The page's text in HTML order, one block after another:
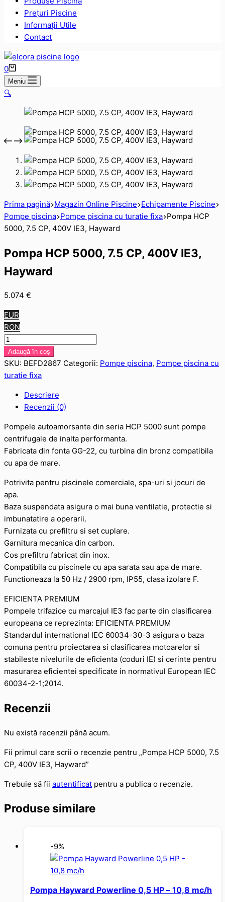
Prețuri Piscine
Informații Utile
Contact
Coș
de
cumpărături
0
Meniu
🔍
Prima pagină Magazin Online Piscine Echipamente Piscine
Pompe piscina Pompe piscina cu turatie fixa Pompa HCP
5000, 7.5 CP, 400V IE3, Hayward
Pompa HCP 5000, 7.5 CP, 400V IE3,
Hayward
5.074 €
EUR
RON
Cantitate
Pompa
HCP
5000,
400V
IE3,
Hayward
Adaugă în coș
SKU: BEFD2867 Categorii: Pompe piscina, Pompe piscina cu
turatie fixa
Descriere
Recenzii (0)
Pompele autoamorsante din seria HCP 5000 sunt pompe
centrifugale de inalta performanta.
Fabricata din fonta GG-22, cu turbina din bronz compatibila
cu apa de mare.
Potrivita pentru piscinele comerciale, spa-uri si jocuri de
apa.
Baza suspendata asigura o mai buna ventilatie, protectie si
imbunatatire a operarii.
Furnizata cu prefiltru si set cuplare.
Garnitura mecanica din carbon.
Cos prefiltru fabricat din inox.
Compatibila cu piscinele cu apa sarata sau apa de mare.
Functioneaza la 50 Hz / 2900 rpm, IP55, clasa izolare F.
EFICIENTA PREMIUM
Pompele trifazice cu marcajul IE3 fac parte din clasificarea
europeana ce reprezinta: EFICIENTA PREMIUM
Standardul international IEC 60034-30-3 asigura o baza
comuna pentru proiectarea si clasificarea motoarelor si
stabileste nivelurile de eficienta (coduri IE) si cerinte pentru
masurarea eficientei specificate in normativul European IEC
60034-2-1;2014.
Recenzii
Nu există recenzii până acum.
Fii primul care scrii o recenzie pentru „Pompa HCP 5000, 7.5
CP, 400V IE3, Hayward”
Trebuie să fii autentificat pentru a publica o recenzie.
Produse similare
-9%
Pompa Hayward Powerline 0,5 HP – 10,8 mc/h